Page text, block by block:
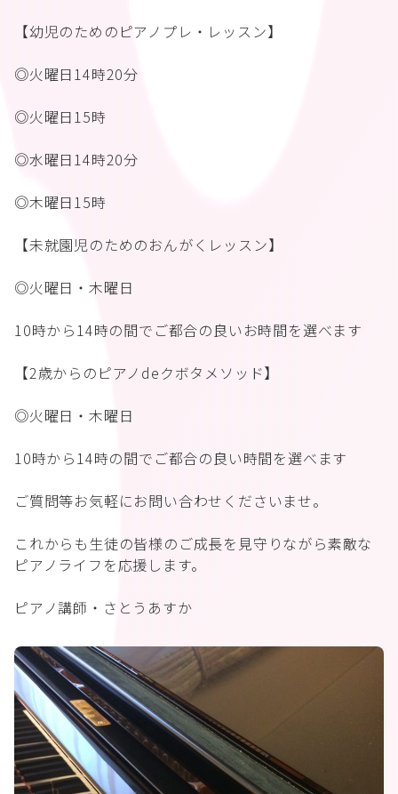
【幼児のためのピアノプレ・レッスン】
◎火曜日14時20分
◎火曜日15時
◎水曜日14時20分
◎木曜日15時
【未就園児のためのおんがくレッスン】
◎火曜日・木曜日
10時から14時の間でご都合の良いお時間を選べます
【2歳からのピアノdeクボタメソッド】
◎火曜日・木曜日
10時から14時の間でご都合の良い時間を選べます
ご質問等お気軽にお問い合わせくださいませ。
これからも生徒の皆様のご成長を見守りながら素敵な
ピアノライフを応援します。
ピアノ講師・さとうあすか